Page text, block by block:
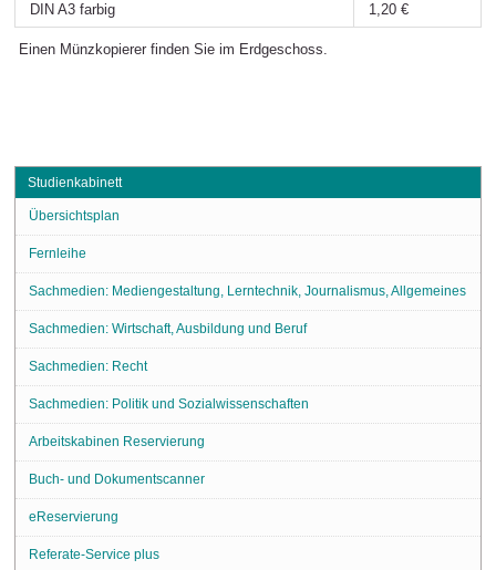
DIN A3 farbig 1,20 €
Einen Münzkopierer finden Sie im Erdgeschoss.
Studienkabinett
Übersichtsplan
Fernleihe
Sachmedien: Mediengestaltung, Lerntechnik, Journalismus, Allgemeines
Sachmedien: Wirtschaft, Ausbildung und Beruf
Sachmedien: Recht
Sachmedien: Politik und Sozialwissenschaften
Arbeitskabinen Reservierung
Buch- und Dokumentscanner
eReservierung
Referate-Service plus